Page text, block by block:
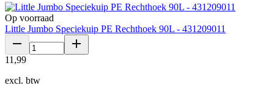
Op voorraad
Little Jumbo Speciekuip PE Rechthoek 90L - 431209011
11 ,99
excl. btw